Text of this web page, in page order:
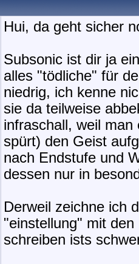
Hui, da geht sicher
Subsonic ist dir ja
alles "tödliche" für
niedrig, ich kenne
sie da teilweise
infraschall, weil
spürt) den Geist
nach Endstufe und
dessen nur in
Derweil zeichne ich
"einstellung" mit
schreiben ists